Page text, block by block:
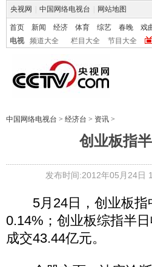
央视网 中国网络电视台 网站地图
首页 新闻 经济 体育 综艺 春晚 戏
电视
频道大全 栏目大全 节目大全
中国网络电视台 > 经济台 > 资讯 >
创业板指
发布时间:2012年05月24日
5月24日，创业板指
0.14%；创业板综指半
成交43.44亿元。